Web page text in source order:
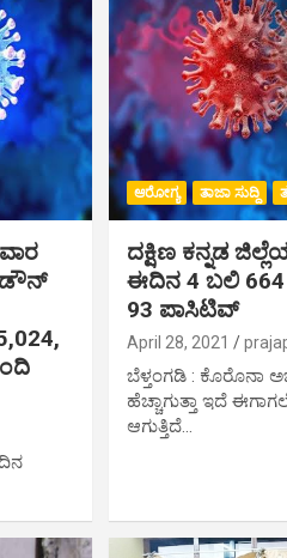
ಡೌನ್
ಆರೋಗ್ಯ ತಾಜಾ ಸುದ್ದಿ
ದಕ್ಷಿಣ ಕನ್ನಡ
ಈದಿನ 4 ಬಲಿ 664
93 ಪಾಸಿಟಿವ್
April 28, 2021
ಬೆಳ್ತಂಗಡಿ : ಕೊರೊನಾ
ಹೆಚ್ಚಾಗುತ್ತಾ ಇದೆ
ಆಗುತ್ತಿದೆ…